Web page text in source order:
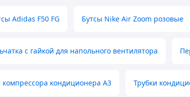
Adidas F50 FG Бутсы Nike Air Zoom розовые
с гайкой для напольного вентилятора
кондиционера А3 Трубки